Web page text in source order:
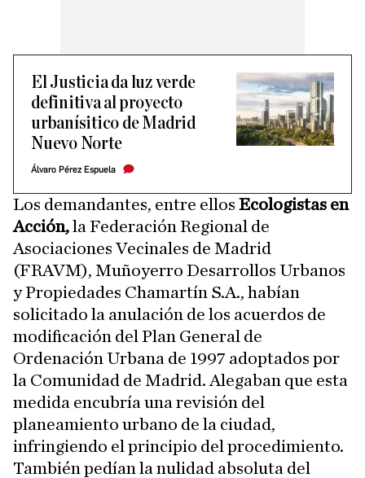
El Justicia da luz verde
definitiva al proyecto
urbanísitico de Madrid
Nuevo Norte
Álvaro Pérez Espuela
Los demandantes, entre ellos Ecologistas en
Acción,la Federación Regional de
Asociaciones Vecinales de Madrid
(FRAVM), Muñoyerro Desarrollos Urbanos
y Propiedades Chamartín S.A., habían
solicitado la anulación de los acuerdos de
modificación del Plan General de
Ordenación Urbana de 1997 adoptados por
la Comunidad de Madrid. Alegaban que esta
medida encubría una revisión del
planeamiento urbano de la ciudad,
infringiendo el principio del procedimiento.
También pedían la nulidad absoluta del